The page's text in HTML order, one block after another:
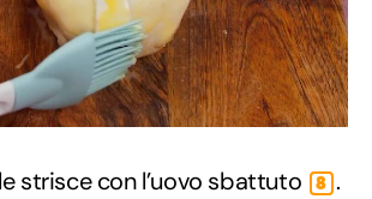
strisce con l’uovo sbattuto 8 .